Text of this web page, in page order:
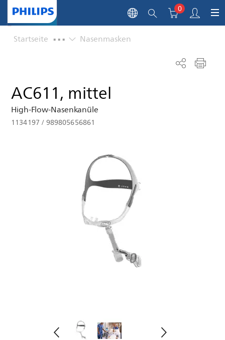
0
Startseite ... Nasenmasken
AC611, mittel
High-Flow-Nasenkanüle
1134197 /989805656861